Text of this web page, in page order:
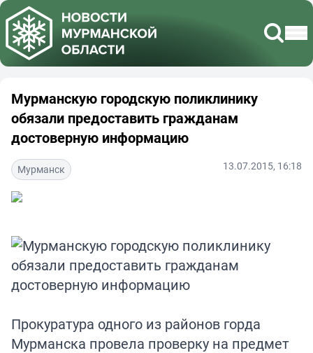
Мурманскую городскую поликлинику
обязали предоставить гражданам
достоверную информацию
Мурманск 13.07.2015, 16:18
Прокуратура одного из районов горда
Мурманска провела проверку на предмет